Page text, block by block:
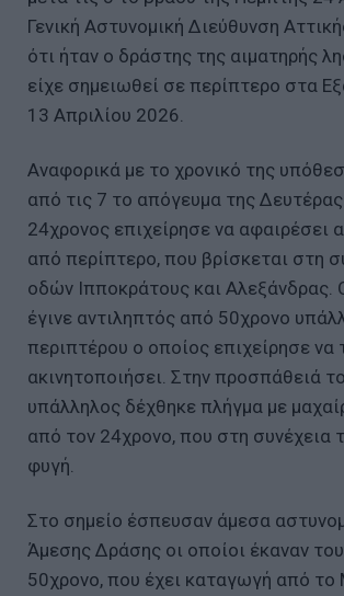
Γενική Αστυνομική Διεύθυνση
ότι ήταν ο δράστης της αιματηρής
είχε σημειωθεί σε περίπτερο στα
13 Απριλίου 2026.
Αναφορικά με το χρονικό της
από τις 7 το απόγευμα της
24χρονος επιχείρησε να αφαιρέσει
από περίπτερο, που βρίσκεται στη
οδών Ιπποκράτους και Αλεξάνδρας.
έγινε αντιληπτός από 50χρονο
περιπτέρου ο οποίος επιχείρησε να
ακινητοποιήσει. Στην προσπάθειά
υπάλληλος δέχθηκε πλήγμα με
από τον 24χρονο, που στη συνέχεια
φυγή.
Στο σημείο έσπευσαν άμεσα
Άμεσης Δράσης οι οποίοι έκαναν
50χρονο, που έχει καταγωγή από το